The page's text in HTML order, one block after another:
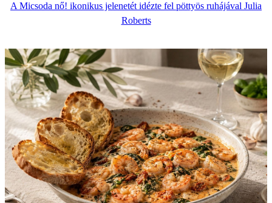
A Micsoda nő! ikonikus jelenetét idézte fel pöttyös ruhájával Julia
Roberts